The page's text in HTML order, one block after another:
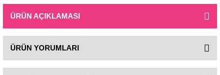
ÜRÜN AÇIKLAMASI
ÜRÜN YORUMLARI